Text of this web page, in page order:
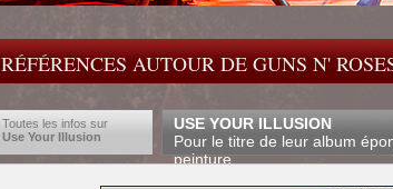
RÉFÉRENCES AUTOUR DE GUNS N'
Toutes les infos sur
Use Your Illusion
USE YOUR ILLUSION
Pour le titre de leur album
peinture